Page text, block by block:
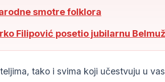
smotre folklora
Filipović posetio jubilarnu
tako i svima koji učestvuju u